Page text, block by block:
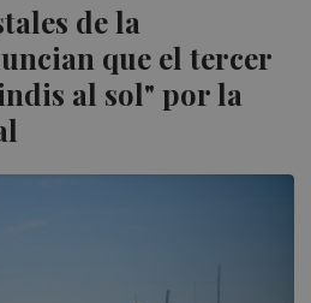
de la
que el tercer
al sol" por la